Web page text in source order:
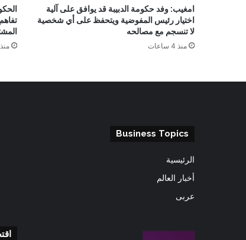
امغيب: وفد حكومة الدبيبة قد يوافق على آلية
اختيار رئيس المفوضية ويتحفظ على أي شخصية
لا تنسجم مع مصالحه
منذ 4 ساعات منذ 5 ساعات
Business Topics
الرئيسية
أخبار العالم
عربى